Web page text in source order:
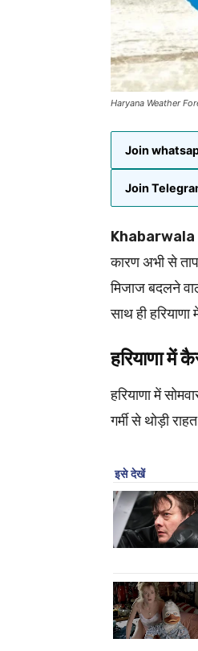
Haryana Weather
Join
Join
Khabarwala
कारण अभी से
मिजाज बदलने
साथ ही हरियाणा
हरियाणा
हरियाणा में
गर्मी से थोड़ी